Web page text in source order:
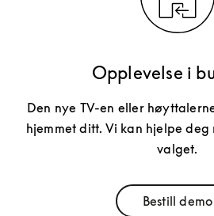
Opplevelse i
Den nye TV-en eller
hjemmet ditt. Vi kan hjelpe
valget.
Bestill demo
Link